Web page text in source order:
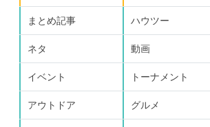
まとめ記事 ハウツー
ネタ 動画
イベント トーナメント
アウトドア グルメ